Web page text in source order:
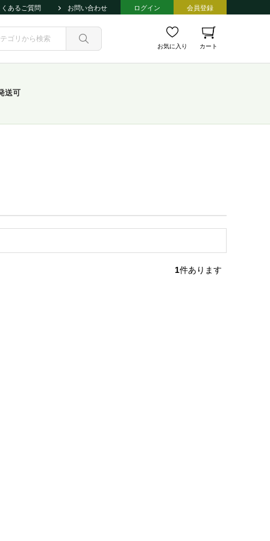
くあるご質問 お問い合わせ ログイン 会員登録
お気に入り カート
送可
1件あります